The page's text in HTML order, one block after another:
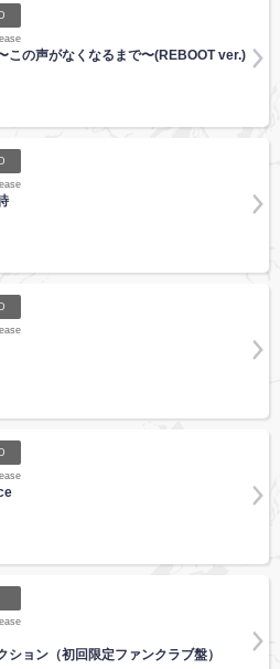
この声がなくなるまで〜(REBOOT ver.)
ション（初回限定ファンクラブ盤）